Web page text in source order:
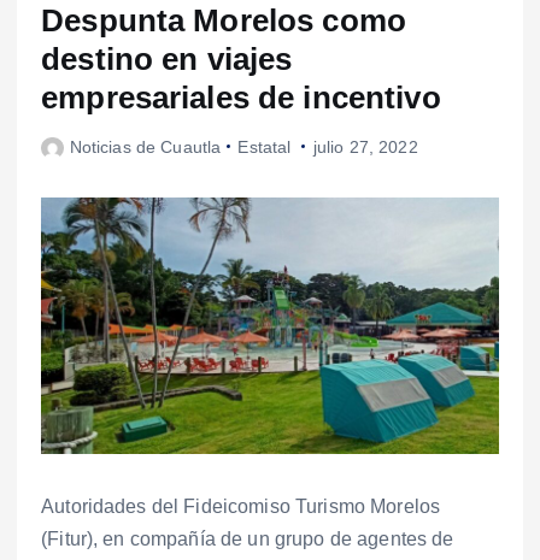
Despunta Morelos como
destino en viajes
empresariales de incentivo
Noticias de Cuautla Estatal julio 27, 2022
Autoridades del Fideicomiso Turismo Morelos
(Fitur), en compañía de un grupo de agentes de